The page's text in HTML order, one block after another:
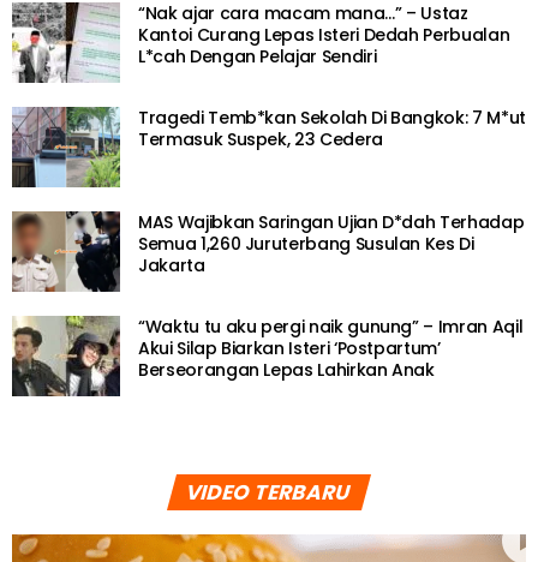
“Nak ajar cara macam mana…” – Ustaz
Kantoi Curang Lepas Isteri Dedah Perbualan
L*cah Dengan Pelajar Sendiri
Tragedi Temb*kan Sekolah Di Bangkok: 7 M*ut
Termasuk Suspek, 23 Cedera
MAS Wajibkan Saringan Ujian D*dah Terhadap
Semua 1,260 Juruterbang Susulan Kes Di
Jakarta
“Waktu tu aku pergi naik gunung” – Imran Aqil
Akui Silap Biarkan Isteri ‘Postpartum’
Berseorangan Lepas Lahirkan Anak
VIDEO TERBARU